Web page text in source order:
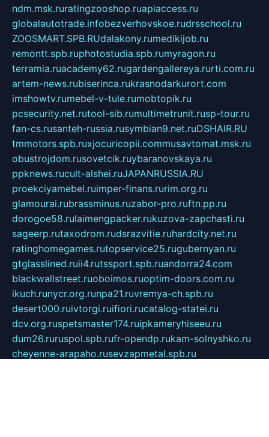
ndm.msk.ruratingzooshop.ruapiaccess.ru
globalautotrade.infobezverhovskoe.rudrsschool.ru
ZOOSMART.SPB.RUdalakony.rumedikijob.ru
remontt.spb.ruphotostudia.spb.rumyragon.ru
terramia.ruacademy62.rugardengallereya.rurti.com.ru
artem-news.rubiserinca.rukrasnodarkurort.com
imshowtv.rumebel-v-tule.rumobtopik.ru
pcsecurity.net.rutool-sib.rumultimetrunit.rusp-tour.ru
fan-cs.rusanteh-russia.rusymbian9.net.ruDSHAIR.RU
tmmotors.spb.ruxjocuricopii.commusavtomat.msk.ru
obustrojdom.rusovetcik.ruybaranovskaya.ru
ppknews.rucult-alshei.ruJAPANRUSSIA.RU
proekciyamebel.ruimper-finans.rurim.org.ru
glamourai.rubrassminus.ruzabor-pro.ruftn.pp.ru
dorogoe58.rulaimengpacker.rukuzova-zapchasti.ru
sageerp.rutaxodrom.rudsrazvitie.ruhardcity.net.ru
ratinghomegames.rutopservice25.rugubernyan.ru
gtglasslined.ruii4.rutssport.spb.ruandorra24.com
blackwallstreet.ruoboimos.ruoptim-doors.com.ru
ikuch.runycr.org.runpa21.ruvremya-ch.spb.ru
desert000.ruivtorgi.ruifiori.rucatalog-statei.ru
dcv.org.ruspetsmaster174.ruipkameryhiseeu.ru
dum26.ruruspol.spb.rufr-opendp.rukam-solnyshko.ru
cheyenne-arapaho.rusevzapmetal.spb.ru